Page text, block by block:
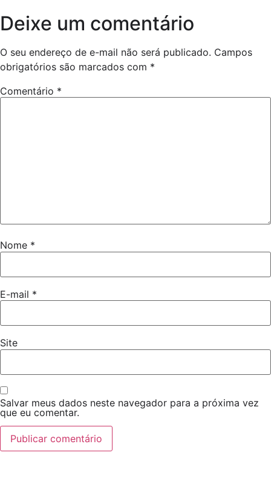
Deixe um comentário
O seu endereço de e-mail não será publicado. Campos
obrigatórios são marcados com *
Comentário *
Nome *
E-mail *
Site
Salvar meus dados neste navegador para a próxima vez
que eu comentar.